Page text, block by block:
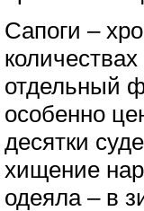
Сапоги –
отдельный
особенно
десятки
хищение
одеяла – в